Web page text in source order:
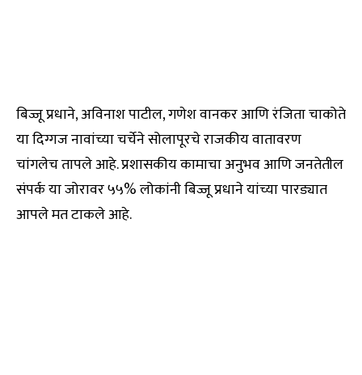
बिज्जू प्रधाने, अविनाश पाटील, गणेश वानकर आणि रंजिता चाकोते
या दिग्गज नावांच्या चर्चेने सोलापूरचे राजकीय वातावरण
चांगलेच तापले आहे. प्रशासकीय कामाचा अनुभव आणि जनतेतील
संपर्क या जोरावर ५५% लोकांनी बिज्जू प्रधाने यांच्या पारड्यात
आपले मत टाकले आहे.